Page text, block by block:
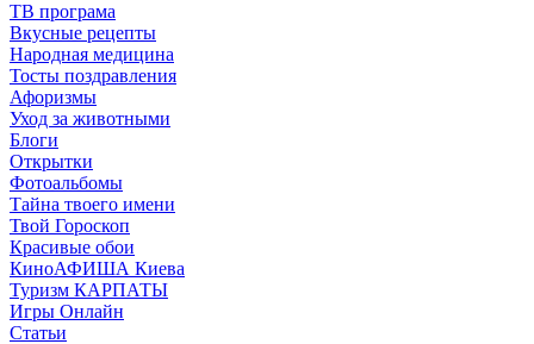
ТВ програма
Вкусные рецепты
Народная медицина
Тосты поздравления
Афоризмы
Уход за животными
Блоги
Открытки
Фотоальбомы
Тайна твоего имени
Твой Гороскоп
Красивые обои
КиноАФИША Киева
Туризм КАРПАТЫ
Игры Онлайн
Статьи